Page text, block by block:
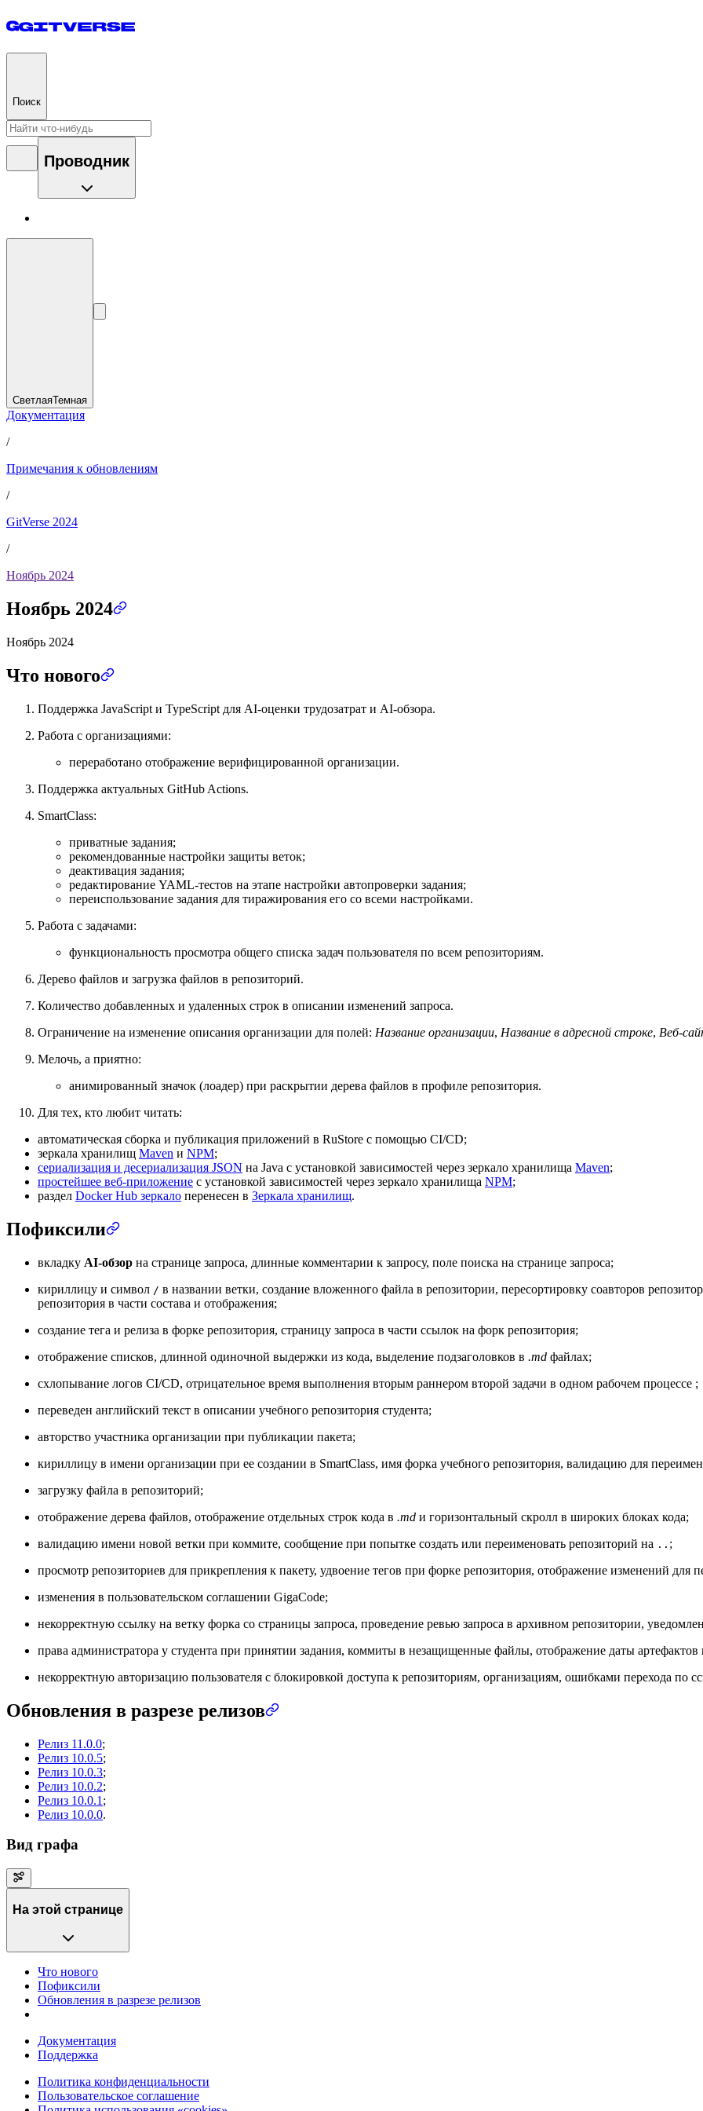
Поиск
Проводник
СветлаяТемная
Документация
/
Примечания к обновлениям
/
GitVerse 2024
/
Ноябрь 2024
Ноябрь 2024
Ноябрь 2024
Что нового
Поддержка JavaScript и TypeScript для AI-оценки трудозатрат и AI-обзора.
Работа с организациями:
переработано отображение верифицированной организации.
Поддержка актуальных GitHub Actions.
SmartClass:
приватные задания;
рекомендованные настройки защиты веток;
деактивация задания;
редактирование YAML-тестов на этапе настройки автопроверки задания;
переиспользование задания для тиражирования его со всеми настройками.
Работа с задачами:
функциональность просмотра общего списка задач пользователя по всем репозиториям.
Дерево файлов и загрузка файлов в репозиторий.
Количество добавленных и удаленных строк в описании изменений запроса.
Ограничение на изменение описания организации для полей: Название организации, Название в адресной строке, Веб-
Мелочь, а приятно:
анимированный значок (лоадер) при раскрытии дерева файлов в профиле репозитория.
Для тех, кто любит читать:
автоматическая сборка и публикация приложений в RuStore с помощью CI/CD;
зеркала хранилищ Maven и NPM;
сериализация и десериализация JSON на Java с установкой зависимостей через зеркало хранилища Maven;
простейшее веб-приложение с установкой зависимостей через зеркало хранилища NPM;
раздел Docker Hub зеркало перенесен в Зеркала хранилищ.
Пофиксили
вкладку AI-обзор на странице запроса, длинные комментарии к запросу, поле поиска на странице запроса;
кириллицу и символ / в названии ветки, создание вложенного файла в репозитории, пересортировку соавторов
репозитория в части состава и отображения;
создание тега и релиза в форке репозитория, страницу запроса в части ссылок на форк репозитория;
отображение списков, длинной одиночной выдержки из кода, выделение подзаголовков в .md файлах;
схлопывание логов CI/CD, отрицательное время выполнения вторым раннером второй задачи в одном рабочем процессе ;
переведен английский текст в описании учебного репозитория студента;
авторство участника организации при публикации пакета;
кириллицу в имени организации при ее создании в SmartClass, имя форка учебного репозитория, валидацию для
загрузку файла в репозиторий;
отображение дерева файлов, отображение отдельных строк кода в .md и горизонтальный скролл в широких блоках кода;
валидацию имени новой ветки при коммите, сообщение при попытке создать или переименовать репозиторий на .. ;
просмотр репозиториев для прикрепления к пакету, удвоение тегов при форке репозитория, отображение изменений для
изменения в пользовательском соглашении GigaCode;
некорректную ссылку на ветку форка со страницы запроса, проведение ревью запроса в архивном репозитории,
права администратора у студента при принятии задания, коммиты в незащищенные файлы, отображение даты артефактов
некорректную авторизацию пользователя с блокировкой доступа к репозиториям, организациям, ошибками перехода по
Обновления в разрезе релизов
Релиз 11.0.0;
Релиз 10.0.5;
Релиз 10.0.3;
Релиз 10.0.2;
Релиз 10.0.1 ;
Релиз 10.0.0.
Вид графа
На этой странице
Что нового
Пофиксили
Обновления в разрезе релизов
Документация
Поддержка
Политика конфиденциальности
Пользовательское соглашение